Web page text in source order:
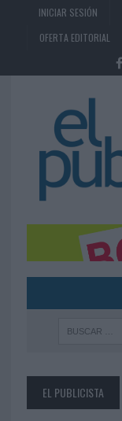
INICIAR SESIÓN
OFERTA EDITORIAL
EL PUBLICISTA